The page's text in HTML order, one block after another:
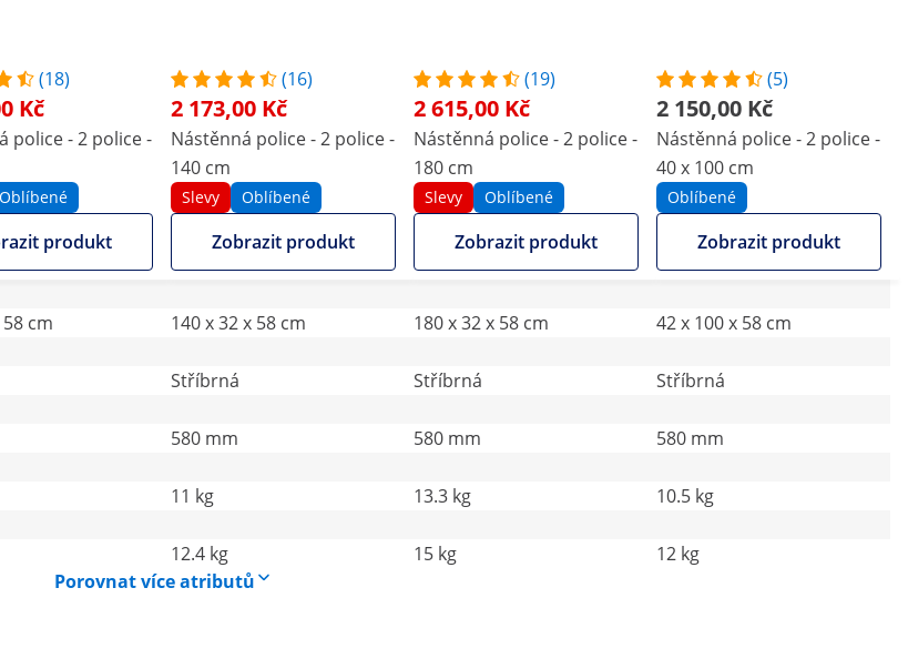
(18)
Kč
police - 2 police -
Oblíbené
produkt
(16)
2 173,00 Kč
Nástěnná police - 2 police -
140 cm
Slevy Oblíbené
Zobrazit produkt
(19)
2 615,00 Kč
Nástěnná police - 2 police -
180 cm
Slevy Oblíbené
Zobrazit produkt
(5)
2 150,00 Kč
Nástěnná police - 2 police -
40 x 100 cm
Oblíbené
Zobrazit produkt
cm 140 x 32 x 58 cm 180 x 32 x 58 cm
42 x 100 x 58 cm
Stříbrná Stříbrná
Stříbrná
580 mm 580 mm
580 mm
11 kg 13.3 kg
10.5 kg
12.4 kg 15 kg
12 kg
Porovnat více atributů